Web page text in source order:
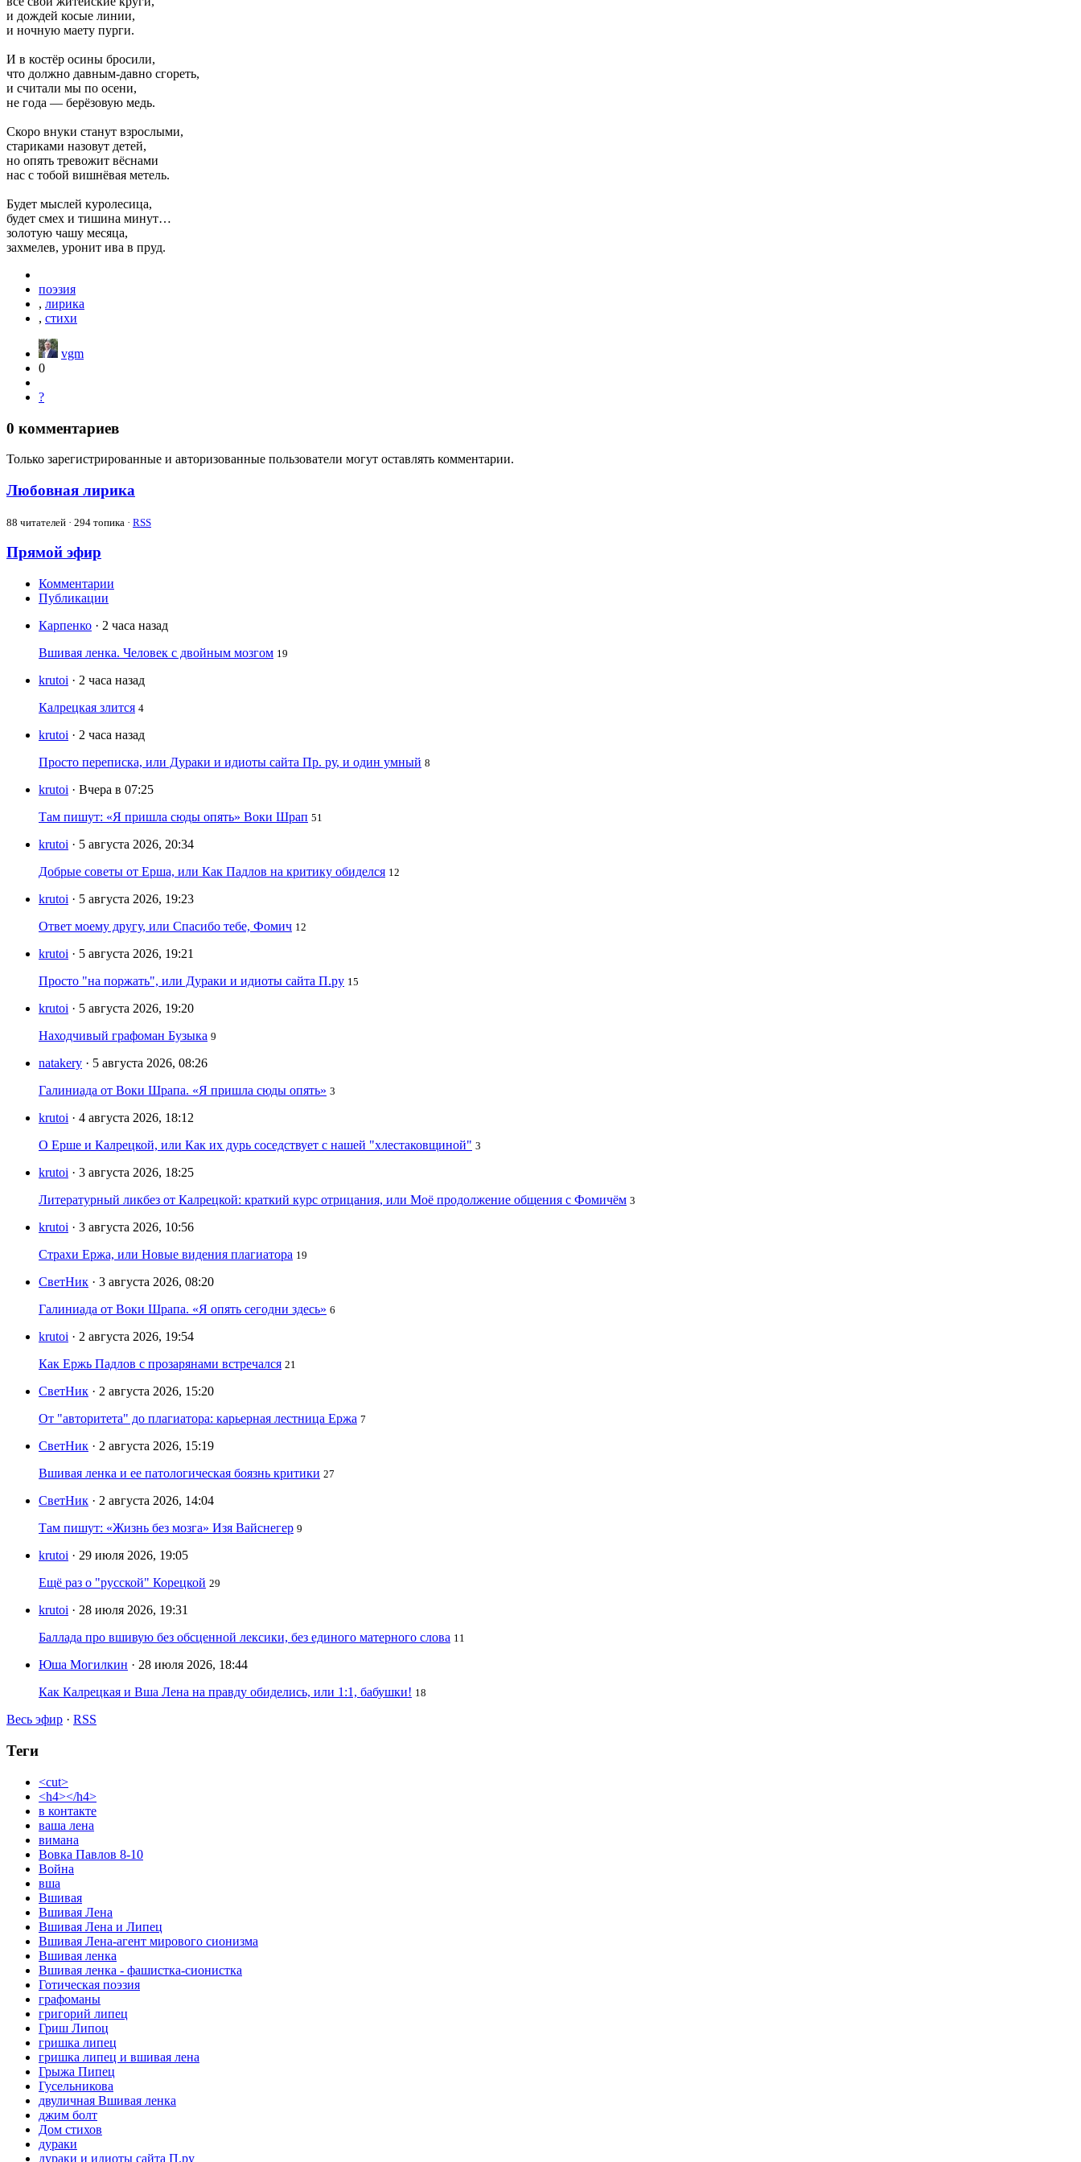
и дождей косые линии,
и ночную маету пурги.
И в костёр осины бросили,
что должно давным-давно сгореть,
и считали мы по осени,
не года — берёзовую медь.
Скоро внуки станут взрослыми,
стариками назовут детей,
но опять тревожит вёснами
нас с тобой вишнёвая метель.
Будет мыслей куролесица,
будет смех и тишина минут…
золотую чашу месяца,
захмелев, уронит ива в пруд.
поэзия
, лирика
, стихи
vgm
0
?
0 комментариев
Только зарегистрированные и авторизованные пользователи могут оставлять комментарии.
Любовная лирика
88 читателей · 294 топика · RSS
Прямой эфир
Комментарии
Публикации
Карпенко · 2 часа назад
Вшивая ленка. Человек с двойным мозгом 19
krutoi · 2 часа назад
Калрецкая злится 4
krutoi · 2 часа назад
Просто переписка, или Дураки и идиоты сайта Пр. ру, и один умный 8
krutoi · Вчера в 07:25
Там пишут: «Я пришла сюды опять» Воки Шрап 51
krutoi · 5 августа 2026, 20:34
Добрые советы от Ерша, или Как Падлов на критику обиделся 12
krutoi · 5 августа 2026, 19:23
Ответ моему другу, или Спасибо тебе, Фомич 12
krutoi · 5 августа 2026, 19:21
Просто "на поржать", или Дураки и идиоты сайта П.ру 15
krutoi · 5 августа 2026, 19:20
Находчивый графоман Бузыка 9
natakery · 5 августа 2026, 08:26
Галиниада от Воки Шрапа. «Я пришла сюды опять» 3
krutoi · 4 августа 2026, 18:12
О Ерше и Калрецкой, или Как их дурь соседствует с нашей "хлестаковщиной" 3
krutoi · 3 августа 2026, 18:25
Литературный ликбез от Калрецкой: краткий курс отрицания, или Моё продолжение общения с Фомичём 3
krutoi · 3 августа 2026, 10:56
Страхи Ержа, или Новые видения плагиатора 19
СветНик · 3 августа 2026, 08:20
Галиниада от Воки Шрапа. «Я опять сегодни здесь» 6
krutoi · 2 августа 2026, 19:54
Как Ержь Падлов с прозарянами встречался 21
СветНик · 2 августа 2026, 15:20
От "авторитета" до плагиатора: карьерная лестница Ержа 7
СветНик · 2 августа 2026, 15:19
Вшивая ленка и ее патологическая боязнь критики 27
СветНик · 2 августа 2026, 14:04
Там пишут: «Жизнь без мозга» Изя Вайснегер 9
krutoi · 29 июля 2026, 19:05
Ещё раз о "русской" Корецкой 29
krutoi · 28 июля 2026, 19:31
Баллада про вшивую без обсценной лексики, без единого матерного слова 11
Юша Могилкин · 28 июля 2026, 18:44
Как Калрецкая и Вша Лена на правду обиделись, или 1:1, бабушки! 18
Весь эфир · RSS
Теги
<cut>
<h4></h4>
в контакте
ваша лена
вимана
Вовка Павлов 8-10
Война
вша
Вшивая
Вшивая Лена
Вшивая Лена и Липец
Вшивая Лена-агент мирового сионизма
Вшивая ленка
Вшивая ленка - фашистка-сионистка
Готическая поэзия
графоманы
григорий липец
Гриш Липоц
гришка липец
гришка липец и вшивая лена
Грыжа Пипец
Гусельникова
двуличная Вшивая ленка
джим болт
Дом стихов
дураки
дураки и идиоты сайта П.ру